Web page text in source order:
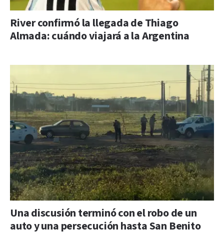
River confirmó la llegada de Thiago
Almada: cuándo viajará a la Argentina
Una discusión terminó con el robo de un
auto y una persecución hasta San Benito